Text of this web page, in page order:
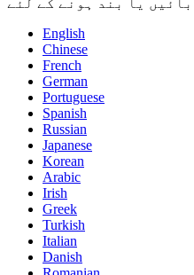
English
Chinese
French
German
Portuguese
Spanish
Russian
Japanese
Korean
Arabic
Irish
Greek
Turkish
Italian
Danish